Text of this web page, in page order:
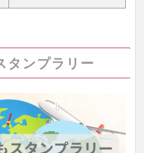
タンプラリー